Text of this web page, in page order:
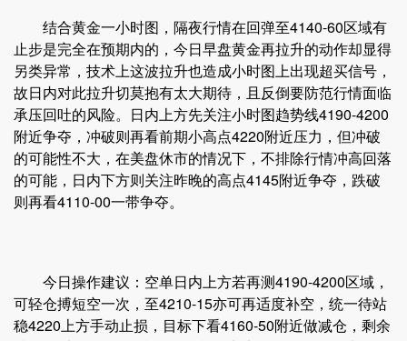
结合黄金一小时图，隔夜行情在回弹至4140-60区域有
止步是完全在预期内的，今日早盘黄金再拉升的动作却显得
另类异常，技术上这波拉升也造成小时图上出现超买信号，
故日内对此拉升切莫抱有太大期待，且反倒要防范行情面临
承压回吐的风险。日内上方先关注小时图趋势线4190-4200
附近争夺，冲破则再看前期小高点4220附近压力，但冲破
的可能性不大，在美盘休市的情况下，不排除行情冲高回落
的可能，日内下方则关注昨晚的高点4145附近争夺，跌破
则再看4110-00一带争夺。
今日操作建议：空单日内上方若再测4190-4200区域，
可轻仓搏短空一次，至4210-15亦可再适度补空，统一待站
稳4220上方手动止损，目标下看4160-50附近做减仓，剩余